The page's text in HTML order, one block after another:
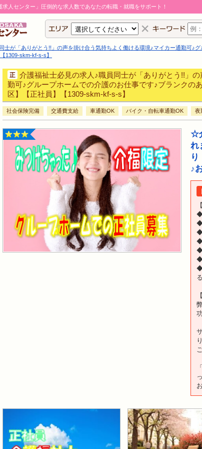
人センター」圧倒的な求人数であなたの転職・就職をサポート！
士が「ありがとう!!」の声を掛け合う気持ちよく働ける環境♪マイカー通勤可♪
1309-skm-kf-s-s】
介護福祉士必見の求人♪職員同士が「ありがとう!!」
勤可♪グループホームでの介護のお仕事です♪ブランクの
区】【正社員】【1309-skm-kf-s-s】
社会保険完備 交通費支給 車通勤OK バイク・自転車通勤OK 夜
☆
れ
り
♪
◆
◆
◆
◆
◆